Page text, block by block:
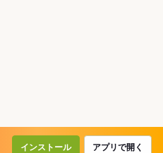
インストール アプリで開く